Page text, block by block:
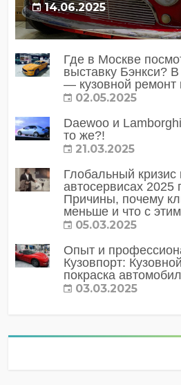
14.06.2025
Где в Москве
выставку Бэнкси?
— кузовной ремонт
02.05.2025
Daewoo и
то же?!
21.03.2025
Глобальный кризис
автосервисах 2025
Причины, почему
меньше и что с
05.03.2025
Опыт и
Кузовпорт:
покраска
03.03.2025